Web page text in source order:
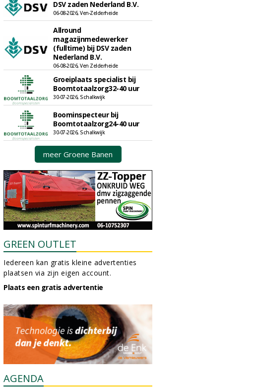
DSV zaden Nederland B.V.
06-08-2026, Ven-Zelderheide
Allround
magazijnmedewerker
(fulltime) bij DSV zaden
Nederland B.V.
06-08-2026, Ven Zelderheide
Groeiplaats specialist bij
Boomtotaalzorg32-40 uur
30-07-2026, Schalkwijk
Boominspecteur bij
Boomtotaalzorg24-40 uur
30-07-2026, Schalkwijk
meer Groene Banen
GREEN OUTLET
Iedereen kan gratis kleine advertenties
plaatsen via zijn eigen account.
Plaats een gratis advertentie
AGENDA